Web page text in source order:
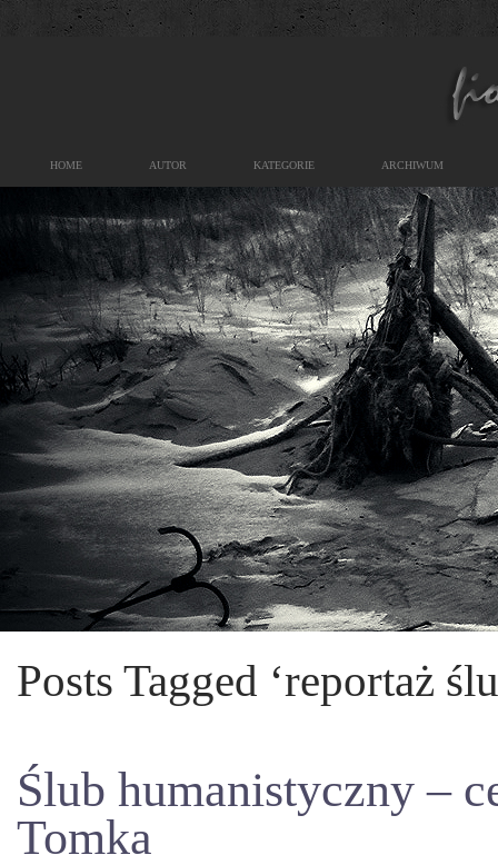
HOME AUTOR KATEGORIE ARCHIWUM
Posts Tagged ‘reportaż
Ślub humanistyczny –
Tomka